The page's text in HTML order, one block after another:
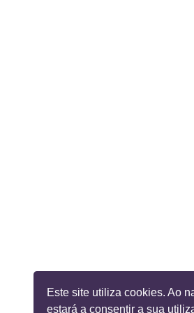
Este site utiliza cookies. Ao
estará a consentir a sua